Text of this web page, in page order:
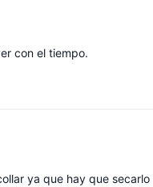
con el tiempo.
ya que hay que